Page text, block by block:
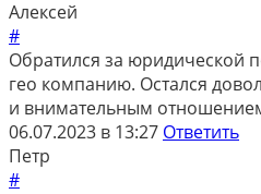
Алексей
#
Обратился за юридической
гео компанию. Остался
и внимательным
06.07.2023 в 13:27 Ответить
Петр
#